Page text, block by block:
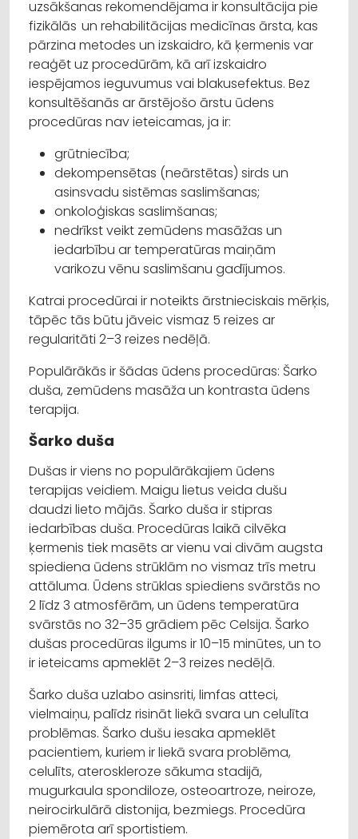
uzsākšanas rekomendējama ir konsultācija pie
fizikālās un rehabilitācijas medicīnas ārsta, kas
pārzina metodes un izskaidro, kā ķermenis var
reaģēt uz procedūrām, kā arī izskaidro
iespējamos ieguvumus vai blakusefektus. Bez
konsultēšanās ar ārstējošo ārstu ūdens
procedūras nav ieteicamas, ja ir:
grūtniecība;
dekompensētas (neārstētas) sirds un
asinsvadu sistēmas saslimšanas;
onkoloģiskas saslimšanas;
nedrīkst veikt zemūdens masāžas un
iedarbību ar temperatūras maiņām
varikozu vēnu saslimšanu gadījumos.
Katrai procedūrai ir noteikts ārstnieciskais mērķis,
tāpēc tās būtu jāveic vismaz 5 reizes ar
regularitāti 2–3 reizes nedēļā.
Populārākās ir šādas ūdens procedūras: Šarko
duša, zemūdens masāža un kontrasta ūdens
terapija.
Šarko duša
Dušas ir viens no populārākajiem ūdens
terapijas veidiem. Maigu lietus veida dušu
daudzi lieto mājās. Šarko duša ir stipras
iedarbības duša. Procedūras laikā cilvēka
ķermenis tiek masēts ar vienu vai divām augsta
spiediena ūdens strūklām no vismaz trīs metru
attāluma. Ūdens strūklas spiediens svārstās no
2 līdz 3 atmosfērām, un ūdens temperatūra
svārstās no 32–35 grādiem pēc Celsija. Šarko
dušas procedūras ilgums ir 10–15 minūtes, un to
ir ieteicams apmeklēt 2–3 reizes nedēļā.
Šarko duša uzlabo asinsriti, limfas atteci,
vielmaiņu, palīdz risināt liekā svara un celulīta
problēmas. Šarko dušu iesaka apmeklēt
pacientiem, kuriem ir liekā svara problēma,
celulīts, ateroskleroze sākuma stadijā,
mugurkaula spondiloze, osteoartroze, neiroze,
neirocirkulārā distonija, bezmiegs. Procedūra
piemērota arī sportistiem.